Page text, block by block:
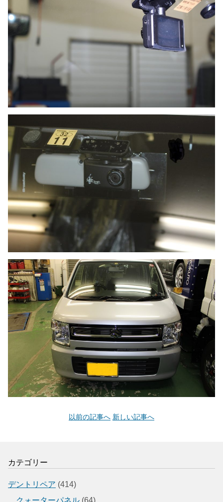
以前の記事へ 新しい記事へ
カテゴリー
デントリペア (414)
クォーターパネル (64)